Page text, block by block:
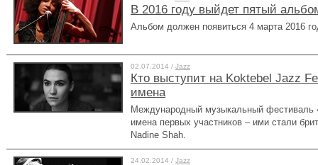
В 2016 году выйдет пятый
Альбом должен появиться 4 марта 2016
02.07.2014 / Jazz
Кто выступит на Koktebel Jazz
имена
Международный музыкальный фестиваль
имена первых участников – ими стали
Nadine Shah.
24.02.2014 / Jazz